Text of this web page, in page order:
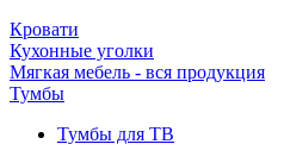
Кровати
Кухонные уголки
Мягкая мебель - вся продукция
Тумбы
Тумбы для ТВ